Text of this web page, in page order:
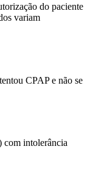
do paciente
variam
CPAP e não se
com intolerância